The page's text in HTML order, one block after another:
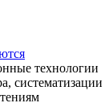
технологии
систематизации